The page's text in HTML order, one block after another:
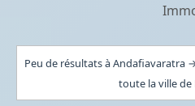
Peu de résultats à Andafiavaratra
toute la ville de